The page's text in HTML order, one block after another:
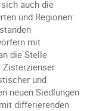
auch die
und Regionen:
mit
die Stelle
Zisterzienser
und
neuen Siedlungen
differierenden